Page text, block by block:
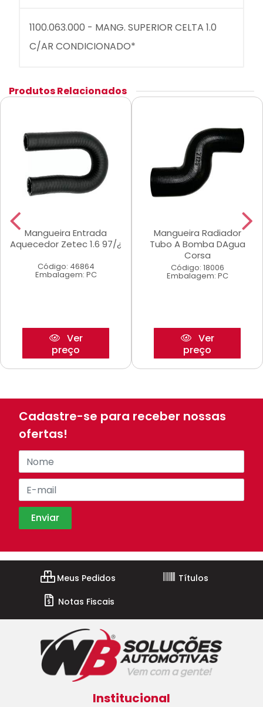
1100.063.000 - MANG. SUPERIOR CELTA 1.0
C/AR CONDICIONADO*
Produtos Relacionados
Mangueira Entrada
Aquecedor Zetec 1.6 97/¿
Código: 46864
Embalagem: PC
Ver
preço
Mangueira Radiador
Tubo A Bomba DAgua
Corsa
Código: 18006
Embalagem: PC
Ver
preço
Cadastre-se para receber nossas
ofertas!
Meus Pedidos
Títulos
Notas Fiscais
Institucional